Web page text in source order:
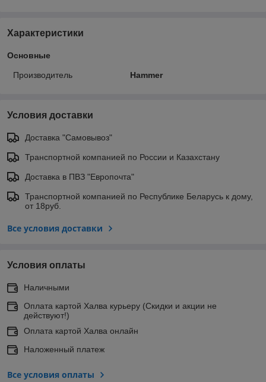
Характеристики
Основные
Производитель Hammer
Условия доставки
Доставка "Самовывоз"
Транспортной компанией по России и Казахстану
Доставка в ПВЗ "Европочта"
Транспортной компанией по Республике Беларусь к дому,
от 18руб.
Все условия доставки
Условия оплаты
Наличными
Оплата картой Халва курьеру (Скидки и акции не
действуют!)
Оплата картой Халва онлайн
Наложенный платеж
Все условия оплаты